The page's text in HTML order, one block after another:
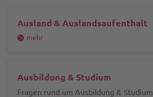
Ausland & Auslandsaufenthalt
mehr
Ausbildung & Studium
Fragen rund um Ausbildung & Studium